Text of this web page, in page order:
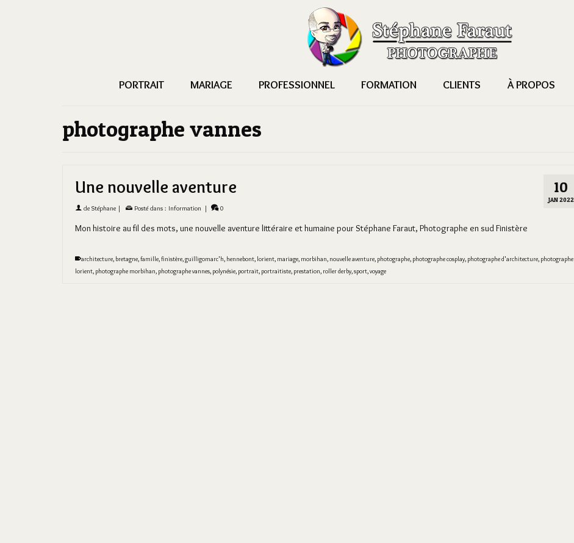
PORTRAIT MARIAGE PROFESSIONNEL FORMATION CLIENTS À PROPOS
photographe vannes
10
JAN 2022
Une nouvelle aventure
de Stéphane | Posté dans : Information | 0
Mon histoire au fil des mots, une nouvelle aventure littéraire et humaine pour Stéphane Faraut, Photographe en sud Finistère
architecture, bretagne,famille,finistère,guilligomarc'h, hennebont, lorient, mariage, morbihan, nouvelle aventure, photographe, photographe cosplay, photographe d'architecture, photographe
lorient, photographe morbihan, photographe vannes, polynésie, portrait, portraitiste, prestation, roller derby,sport,voyage